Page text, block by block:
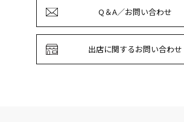
Q＆A／お問い合わせ
出店に関するお問い合わせ